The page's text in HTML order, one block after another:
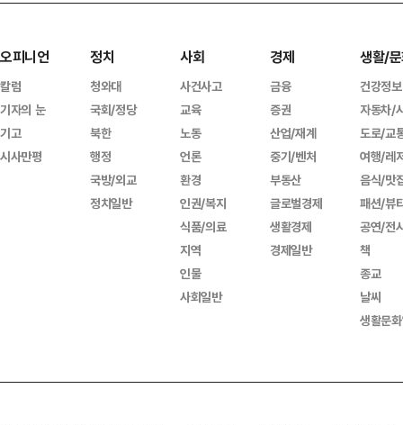
오피니언
칼럼
기자의 눈
기고
시사만평
정치
청와대
국회/정당
북한
행정
국방/외교
정치일반
사회
사건사고
교육
노동
언론
환경
인권/복지
식품/의료
지역
인물
사회일반
경제
금융
증권
산업/재계
중기/벤처
부동산
글로벌경제
생활경제
경제일반
생활/
건강정보
자동차/
도로/교
여행/레
음식/맛
패션/뷰
공연/전
책
종교
날씨
생활문